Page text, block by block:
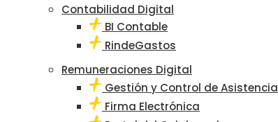
Contabilidad Digital
BI Contable
RindeGastos
Remuneraciones Digital
Gestión y Control de Asistencia
Firma Electrónica